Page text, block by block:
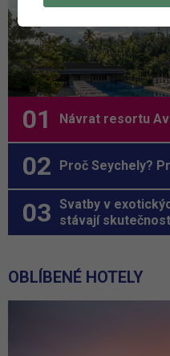
Návrat resortu
Proč Seychely?
Svatby v
stávají
OBLÍBENÉ HOTELY